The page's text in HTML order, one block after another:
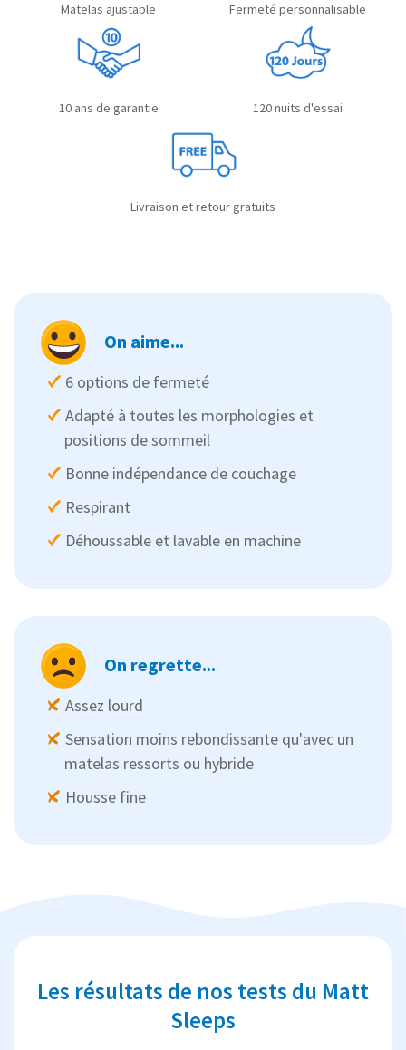
Matelas ajustable Fermeté personnalisable
10 ans de garantie 120 nuits d'essai
Livraison et retour gratuits
On aime...
6 options de fermeté
Adapté à toutes les morphologies et
positions de sommeil
Bonne indépendance de couchage
Respirant
Déhoussable et lavable en machine
On regrette...
Assez lourd
Sensation moins rebondissante qu'avec un
matelas ressorts ou hybride
Housse fine
Les résultats de nos tests du Matt
Sleeps